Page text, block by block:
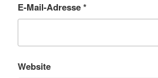
E-Mail-Adresse*
Website